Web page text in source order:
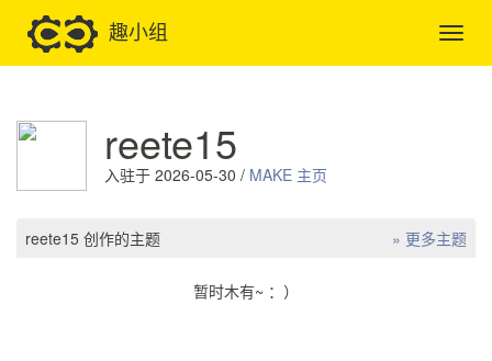
趣小组
reete15
入驻于 2026-05-30 / MAKE 主页
reete15 创作的主题 » 更多主题
暂时木有~ ：）